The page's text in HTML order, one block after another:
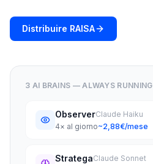
Engine
Integrazioni
Report
Distribuire RAISA
3 AI BRAINS — ALWAYS RUNNING
ObserverClaude Haiku
4× al giorno~2,88€/mese
StrategaClaude Sonnet